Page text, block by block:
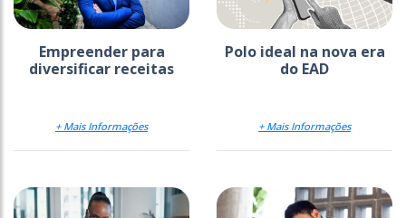
Empreender para
diversificar receitas
+ Mais Informações
Polo ideal na nova era
do EAD
+ Mais Informações